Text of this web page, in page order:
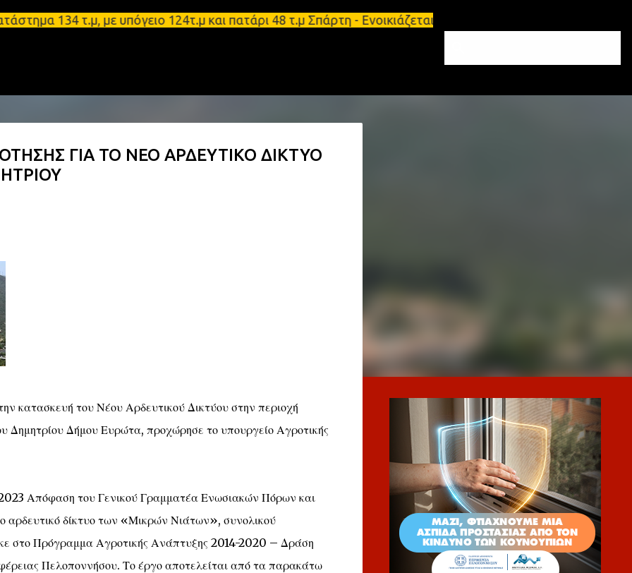
Μετάβαση στο κύριο περιεχόμενο
τ.μ, με υπόγειο 124τ.μ και πατάρι 48 τ.μ Σπάρτη - Ενοικιάζεται επιπλωμένο διαμέρισμα
ΓΙΑ ΤΟ ΝΕΟ ΑΡΔΕΥΤΙΚΟ ΔΙΚΤΥΟ
κατασκευή του Νέου Αρδευτικού Δικτύου στην περιοχή
Δημητρίου Δήμου Ευρώτα, προχώρησε το υπουργείο Αγροτικής
Απόφαση του Γενικού Γραμματέα Ενωσιακών Πόρων και
αρδευτικό δίκτυο των «Μικρών Νιάτων», συνολικού
στο Πρόγραμμα Αγροτικής Ανάπτυξης 2014-2020 – Δράση
Πελοποννήσου. Το έργο αποτελείται από τα παρακάτω